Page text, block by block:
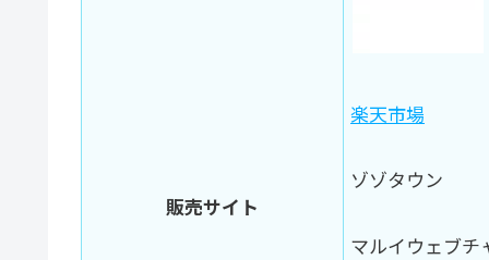
販売サイト
楽天市場
ゾゾタウン
マルイウェブチ